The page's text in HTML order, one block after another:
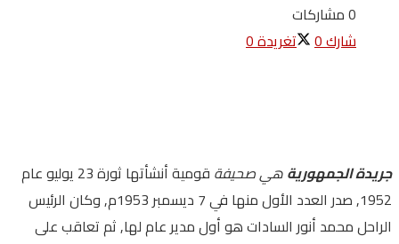
0 مشاركات
شارك0 تغريدة0
جريدة الجمهوريةهي صحيفة
قومية أنشأتها ثورة 23 يوليو عام
1952, صدر العدد الأول منها في 7 ديسمبر 1953م, وكان الرئيس
الراحل محمد أنور السادات هو أول مدير عام لها, ثم تعاقب على